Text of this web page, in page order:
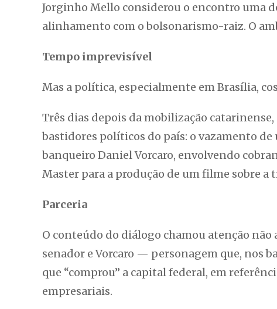
Jorginho Mello considerou o encontro uma
alinhamento com o bolsonarismo-raiz. O
Tempo imprevisível
Mas a política, especialmente em Brasília,
Três dias depois da mobilização
bastidores políticos do país: o vazamento
banqueiro Daniel Vorcaro, envolvendo
Master para a produção de um filme sobre
Parceria
O conteúdo do diálogo chamou atenção
senador e Vorcaro — personagem que, nos
que “comprou” a capital federal, em
empresariais.